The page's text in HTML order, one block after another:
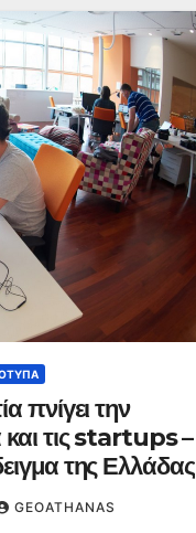
πνίγει την
και τις startups –
της Ελλάδας
GEOATHANAS